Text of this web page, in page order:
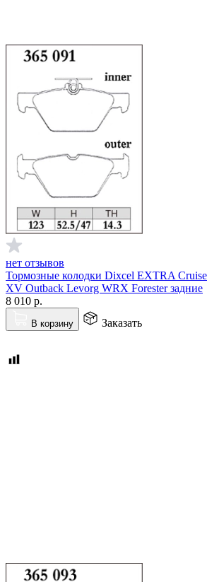
нет отзывов
Тормозные колодки Dixcel EXTRA
XV Outback Levorg WRX Forester задние
8 010 р.
В корзину Заказать